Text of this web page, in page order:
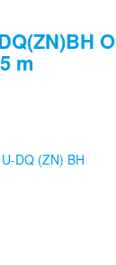
m
DQ (ZN) BH